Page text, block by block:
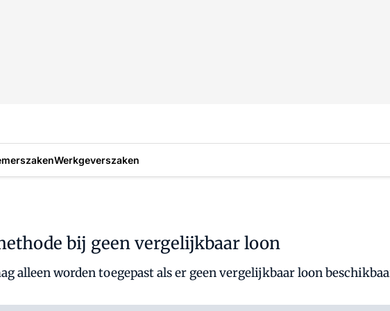
Werkgeverszaken
bij geen vergelijkbaar loon
alleen worden toegepast als er geen vergelijkbaar loon